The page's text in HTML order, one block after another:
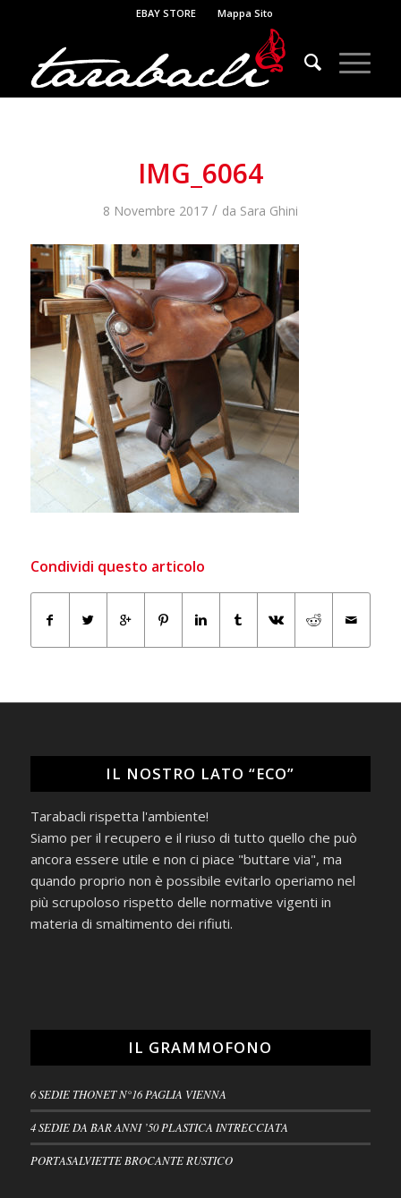
EBAY STORE Mappa Sito
IMG_6064
8 Novembre 2017 / da Sara Ghini
Condividi questo articolo
IL NOSTRO LATO “ECO”
Tarabacli rispetta l'ambiente!
Siamo per il recupero e il riuso di tutto quello che può
ancora essere utile e non ci piace "buttare via", ma
quando proprio non è possibile evitarlo operiamo nel
più scrupoloso rispetto delle normative vigenti in
materia di smaltimento dei rifiuti.
IL GRAMMOFONO
6 SEDIE THONET N°16 PAGLIA VIENNA
4 SEDIE DA BAR ANNI ’50 PLASTICA INTRECCIATA
PORTASALVIETTE BROCANTE RUSTICO